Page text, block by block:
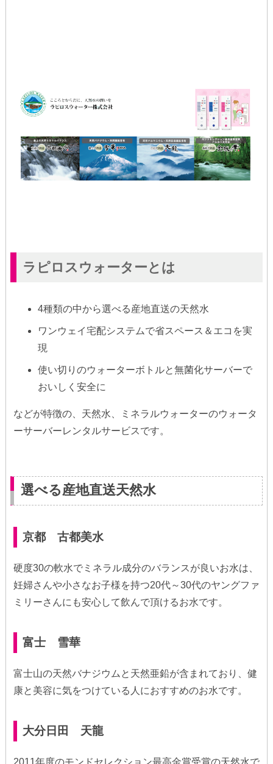
ラピロスウォーターとは
4種類の中から選べる産地直送の天然水
ワンウェイ宅配システムで省スペース＆エコを実
現
使い切りのウォーターボトルと無菌化サーバーで
おいしく安全に
などが特徴の、天然水、ミネラルウォーターのウォータ
ーサーバーレンタルサービスです。
選べる産地直送天然水
京都 古都美水
硬度30の軟水でミネラル成分のバランスが良いお水は、
妊婦さんや小さなお子様を持つ20代～30代のヤングファ
ミリーさんにも安心して飲んで頂けるお水です。
富士 雪華
富士山の天然バナジウムと天然亜鉛が含まれており、健
康と美容に気をつけている人におすすめのお水です。
大分日田 天龍
2011年度のモンドセレクション最高金賞受賞の天然水で